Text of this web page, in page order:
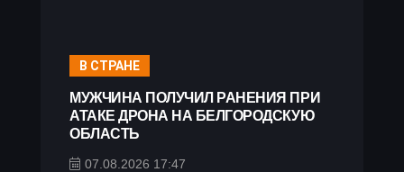
В СТРАНЕ
МУЖЧИНА ПОЛУЧИЛ РАНЕНИЯ ПРИ
АТАКЕ ДРОНА НА БЕЛГОРОДСКУЮ
ОБЛАСТЬ
07.08.2026 17:47